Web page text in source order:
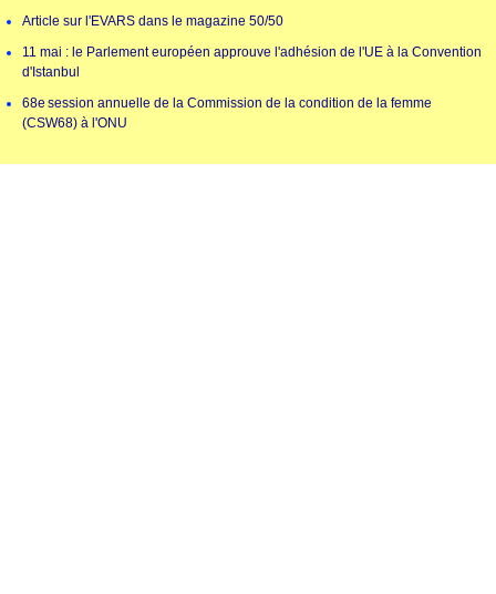
Article sur l'EVARS dans le magazine 50/50
11 mai : le Parlement européen approuve l'adhésion de l'UE à la Convention
d'Istanbul
68e session annuelle de la Commission de la condition de la femme
(CSW68) à l'ONU